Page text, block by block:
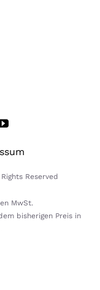
Reserved
MwSt.
bisherigen Preis in